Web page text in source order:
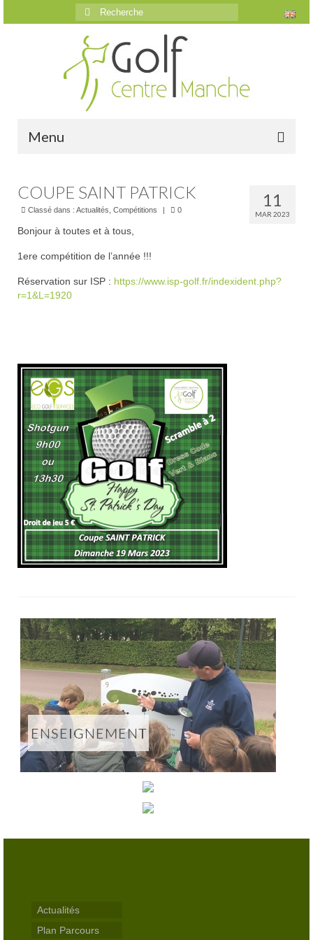
Rechercher
:
Menu
Le golf
Présentation
Parcours
Vidéos trou par trou
Trou n°3
Trou n°4
Trou n°5
Trou n°6
Trou n°7
Trou n°8
Trou n°9
Club-House
Actualités
Practice
Partenaires
Hébergement
Tarifs
11
MAR 2023
COUPE SAINT PATRICK
Classé dans : Actualités Compétitions | 0
Bonjour à toutes et à tous,
1ere compétition de l’année !!!
Réservation sur ISP : https://www.isp-golf.fr/indexident.php?
r=1&L=1920
Actualités
Plan Parcours